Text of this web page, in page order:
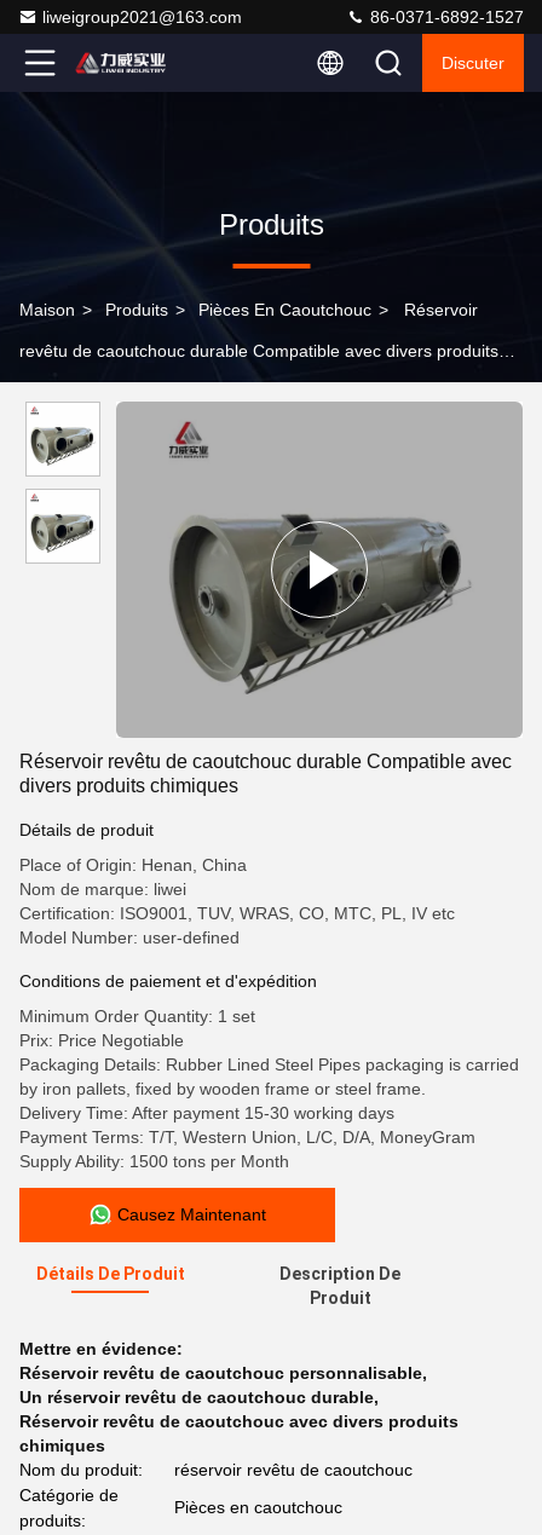
liweigroup2021@163.com 86-0371-6892-1527
Discuter
Produits
Maison > Produits > Pièces En Caoutchouc > Réservoir
revêtu de caoutchouc durable Compatible avec divers produits
Réservoir revêtu de caoutchouc durable Compatible avec
divers produits chimiques
Détails de produit
Place of Origin: Henan, China
Nom de marque: liwei
Certification: ISO9001, TUV, WRAS, CO, MTC, PL, IV etc
Model Number: user-defined
Conditions de paiement et d'expédition
Minimum Order Quantity: 1 set
Prix: Price Negotiable
Packaging Details: Rubber Lined Steel Pipes packaging is carried
by iron pallets, fixed by wooden frame or steel frame.
Delivery Time: After payment 15-30 working days
Payment Terms: T/T, Western Union, L/C, D/A, MoneyGram
Supply Ability: 1500 tons per Month
Causez Maintenant
Détails De Produit
Description De
Produit
Mettre en évidence:
Réservoir revêtu de caoutchouc personnalisable,
Un réservoir revêtu de caoutchouc durable,
Réservoir revêtu de caoutchouc avec divers produits
chimiques
Nom du produit:
réservoir revêtu de caoutchouc
Catégorie de
produits:
Pièces en caoutchouc